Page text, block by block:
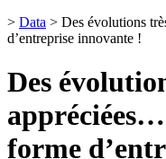
> Data > Des évolutions
d’entreprise innovante !
Des
forme